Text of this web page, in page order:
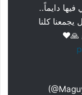
دايماً..
يجمعنا كلنا
🙏❤️